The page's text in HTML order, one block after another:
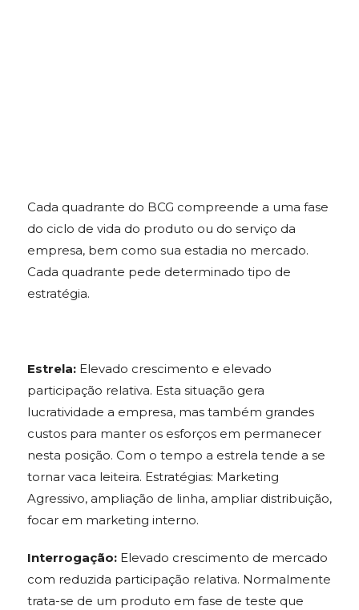
Cada quadrante do BCG compreende a uma fase
do ciclo de vida do produto ou do serviço da
empresa, bem como sua estadia no mercado.
Cada quadrante pede determinado tipo de
estratégia.
Estrela:Elevado crescimento e elevado
participação relativa. Esta situação gera
lucratividade a empresa, mas também grandes
custos para manter os esforços em permanecer
nesta posição. Com o tempo a estrela tende a se
tornar vaca leiteira. Estratégias: Marketing
Agressivo, ampliação de linha, ampliar distribuição,
focar em marketing interno.
Interrogação: Elevado crescimento de mercado
com reduzida participação relativa. Normalmente
trata-se de um produto em fase de teste que